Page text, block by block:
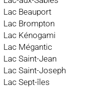
Lac Beauport
Lac Brompton
Lac Kénogami
Lac Mégantic
Lac Saint-Jean
Lac Saint-Joseph
Lac Sept-îles